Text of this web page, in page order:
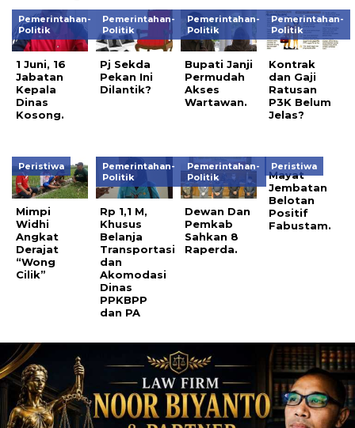
Pemerintahan-
Politik
1 Juni, 16
Jabatan
Kepala
Dinas
Kosong.
Pemerintahan-
Politik
Pj Sekda
Pekan Ini
Dilantik?
Pemerintahan-
Politik
Bupati Janji
Permudah
Akses
Wartawan.
Pemerintahan-
Politik
Kontrak
dan Gaji
Ratusan
P3K Belum
Jelas?
Peristiwa
Mimpi
Widhi
Angkat
Derajat
“Wong
Cilik”
Pemerintahan-
Politik
Rp 1,1 M,
Khusus
Belanja
Transportasi
dan
Akomodasi
Dinas
PPKBPP
dan PA
Pemerintahan-
Politik
Dewan Dan
Pemkab
Sahkan 8
Raperda.
Peristiwa
Mayat
Jembatan
Belotan
Positif
Fabustam.